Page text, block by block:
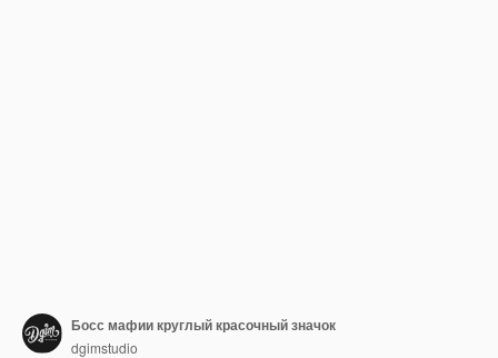
Босс мафии круглый красочный значок
dgimstudio